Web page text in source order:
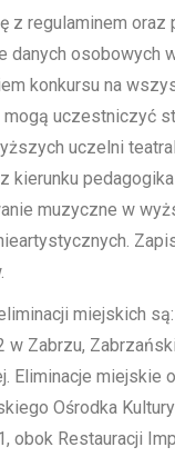
z regulaminem
danych osobowych
konkursu na
mogą uczestniczyć
uczelni
kierunku pedagogika
muzyczne w
miejskich
w Zabrzu,
Eliminacje miejskie
Ośrodka
obok Restauracji